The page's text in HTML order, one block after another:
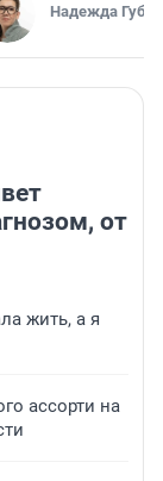
Надежда
от
жить, а я
ассорти на